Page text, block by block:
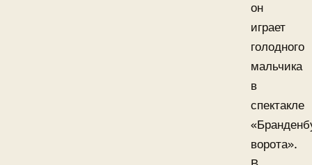
он
играет
голодного
мальчика
в
спектакле
ворота».